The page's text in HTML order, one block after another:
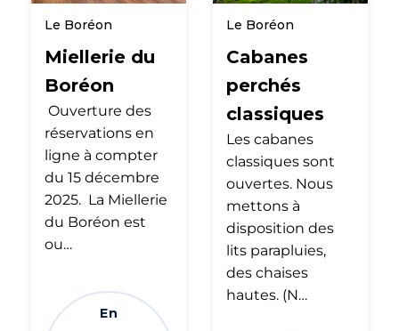
Le Boréon
Miellerie du
Boréon
Ouverture des
réservations en
ligne à compter
du 15 décembre
2025. La Miellerie
du Boréon est
ou…
En
Le Boréon
Cabanes
perchés
classiques
Les cabanes
classiques sont
ouvertes. Nous
mettons à
disposition des
lits parapluies,
des chaises
hautes. (N…